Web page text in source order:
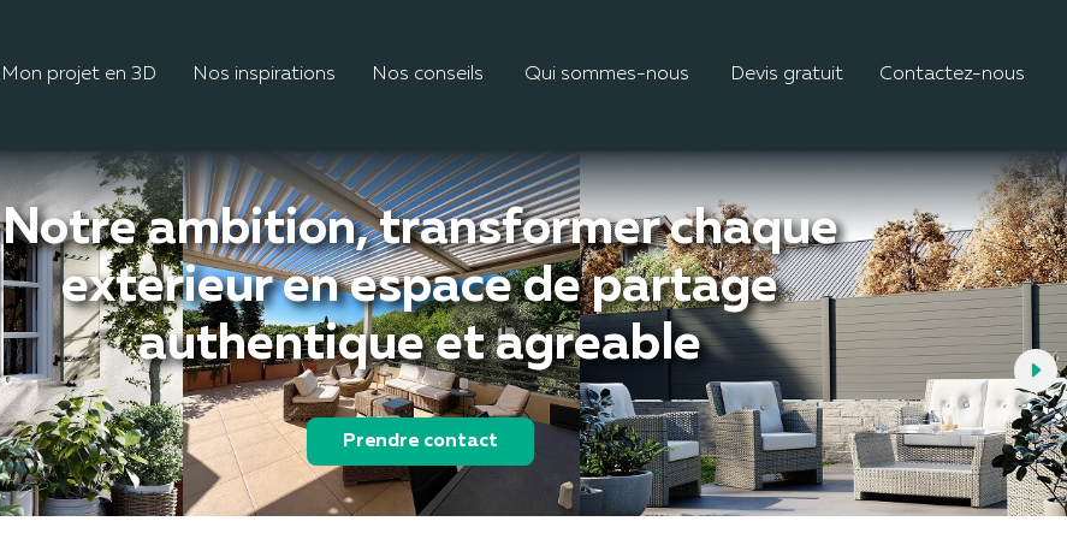
Mon projet en 3D Nos inspirations Nos conseils Qui sommes-nous Devis gratuit Contactez-nous
Notre ambition, transformer chaque
exterieur en espace de partage
authentique et agreable
Prendre contact